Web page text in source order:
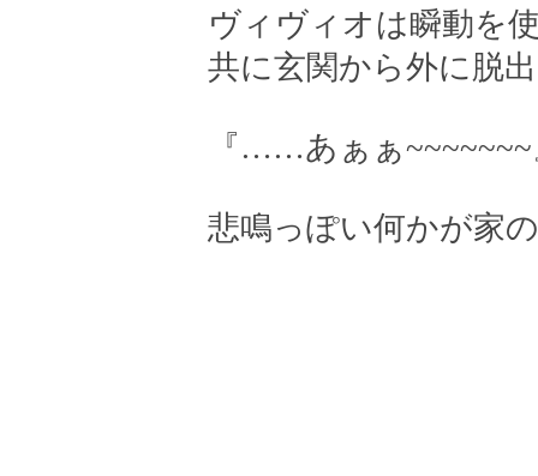
ヴィヴィオは瞬動を
共に玄関から外に脱
『……あぁぁ
悲鳴っぽい何かが家